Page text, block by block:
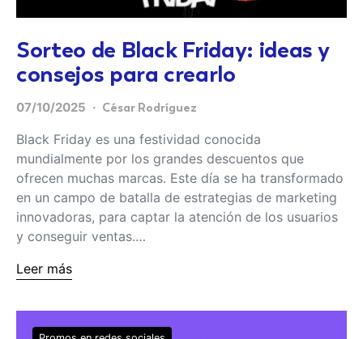
Sorteo de Black Friday: ideas y
consejos para crearlo
07/10/2025 César Rodríguez
Black Friday es una festividad conocida
mundialmente por los grandes descuentos que
ofrecen muchas marcas. Este día se ha transformado
en un campo de batalla de estrategias de marketing
innovadoras, para captar la atención de los usuarios
y conseguir ventas.…
Leer más